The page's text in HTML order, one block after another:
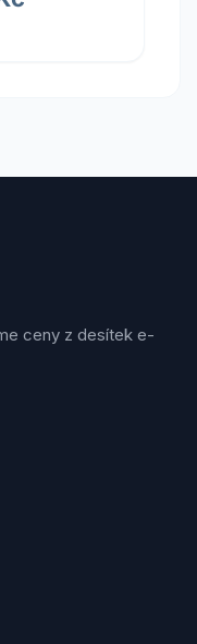
ceny z desítek e-